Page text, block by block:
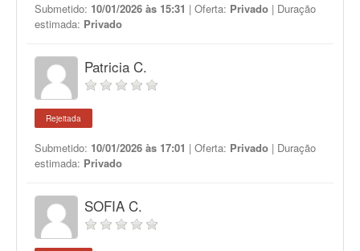
Submetido: 10/01/2026 às 15:31 | Oferta: Privado | Duração
estimada: Privado
Patricia C.
Rejeitada
Submetido: 10/01/2026 às 17:01 | Oferta: Privado | Duração
estimada: Privado
SOFIA C.